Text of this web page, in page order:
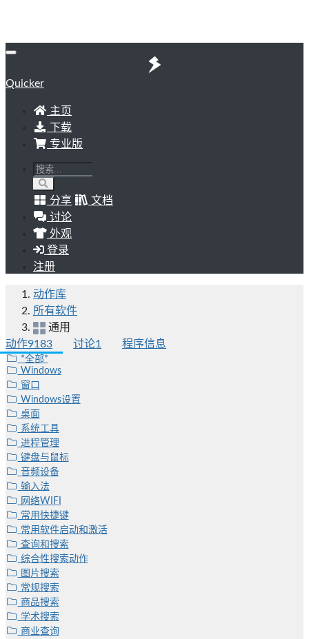
Quicker
主页
下载
专业版
分享
文档
讨论
外观
登录
注册
动作库
所有软件
通用
动作9183 讨论1 程序信息
*全部*
Windows
窗口
Windows设置
桌面
系统工具
进程管理
键盘与鼠标
音频设备
输入法
网络WIFI
常用快捷键
常用软件启动和激活
查询和搜索
综合性搜索动作
图片搜索
常规搜索
商品搜索
学术搜索
商业查询